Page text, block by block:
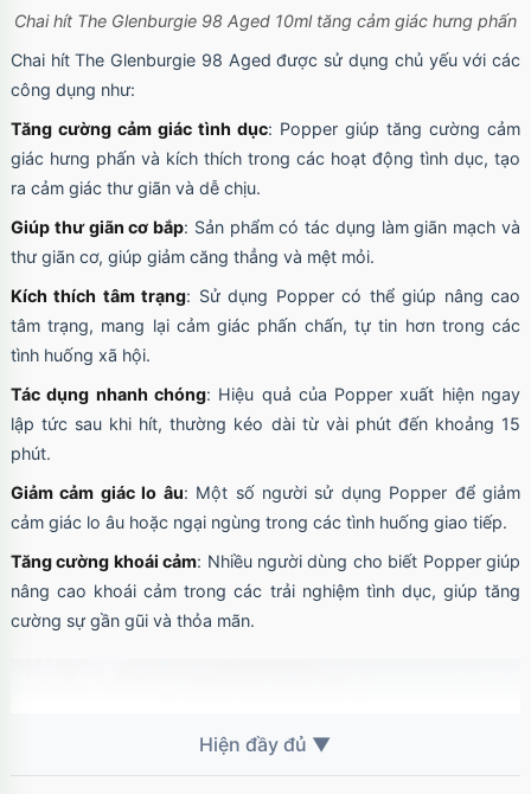
Chai hít The Glenburgie 98 Aged 10ml tăng cảm giác hưng phấn
Chai hít The Glenburgie 98 Aged được sử dụng chủ yếu với các
công dụng như:
Tăng cường cảm giác tình dục: Popper giúp tăng cường cảm
giác hưng phấn và kích thích trong các hoạt động tình dục, tạo
ra cảm giác thư giãn và dễ chịu.
Giúp thư giãn cơ bắp: Sản phẩm có tác dụng làm giãn mạch và
thư giãn cơ, giúp giảm căng thẳng và mệt mỏi.
Kích thích tâm trạng: Sử dụng Popper có thể giúp nâng cao
tâm trạng, mang lại cảm giác phấn chấn, tự tin hơn trong các
tình huống xã hội.
Tác dụng nhanh chóng: Hiệu quả của Popper xuất hiện ngay
lập tức sau khi hít, thường kéo dài từ vài phút đến khoảng 15
phút.
Giảm cảm giác lo âu: Một số người sử dụng Popper để giảm
cảm giác lo âu hoặc ngại ngùng trong các tình huống giao tiếp.
Tăng cường khoái cảm: Nhiều người dùng cho biết Popper giúp
nâng cao khoái cảm trong các trải nghiệm tình dục, giúp tăng
cường sự gần gũi và thỏa mãn.